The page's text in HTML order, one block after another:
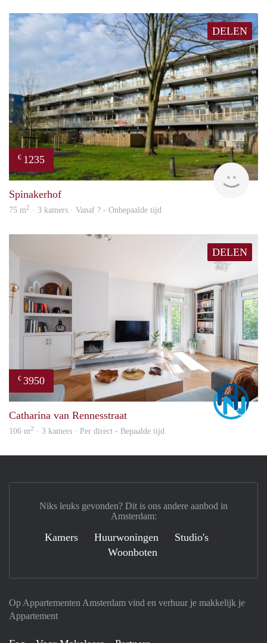
DELEN
€ 1235
Spinakerhof
75 m2 · 3 kamers · Vanaf ? - Onbepaalde tijd
DELEN
€ 3950
Catharina van Rennesstraat
106 m2 · 3 kamers · Per direct - Bepaalde tijd
Op Appartementen Amsterdam vind en verhuur je makkelijk je
Appartement
Niks leuks gevonden? Dit is ons andere aanbod in
Amsterdam:
Kamers Huurwoningen
Studio's
Woonboten